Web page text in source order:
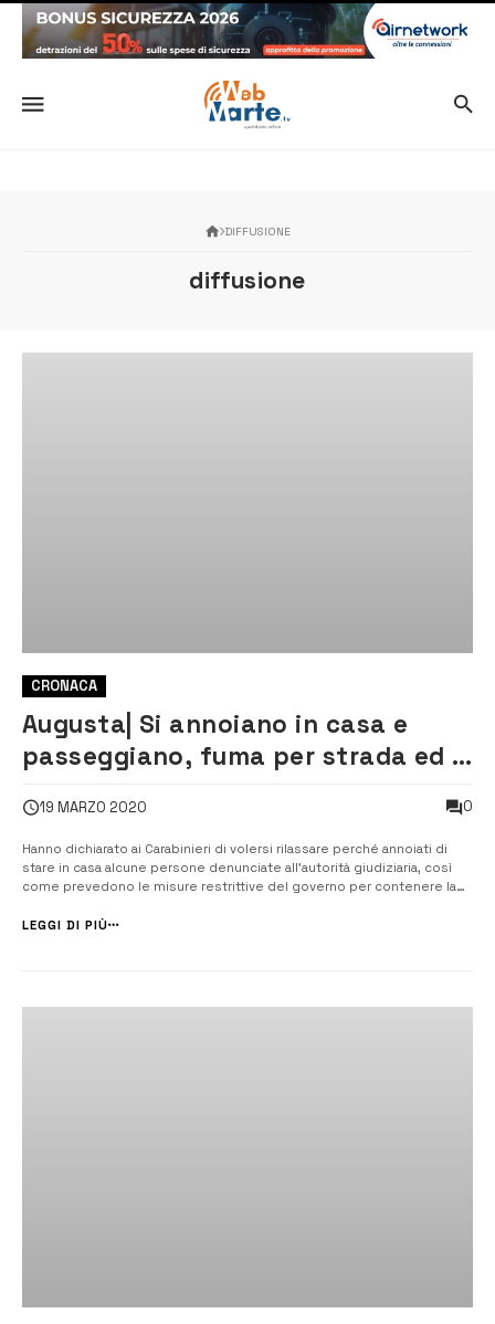
DIFFUSIONE
diffusione
CRONACA
Augusta| Si annoiano in casa e
passeggiano, fuma per strada ed è
19 MARZO 2020 0
Hanno dichiarato ai Carabinieri di volersi rilassare perché annoiati di
stare in casa alcune persone denunciate all’autorità giudiziaria, così
come prevedono le misure restrittive del governo per contenere la
preferito fumare la sua sigaretta passeggiando per strada anziché...
LEGGI DI PIÙ